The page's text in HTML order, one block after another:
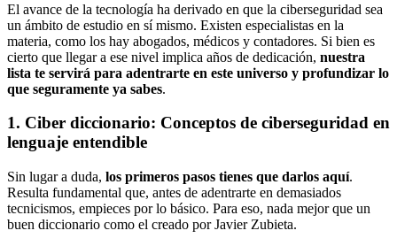
El avance de la tecnología ha derivado en que la ciberseguridad sea
un ámbito de estudio en sí mismo. Existen especialistas en la
materia, como los hay abogados, médicos y contadores. Si bien es
cierto que llegar a ese nivel implica años de dedicación, nuestra
lista te servirá para adentrarte en este universo y profundizar lo
que seguramente ya sabes.
1. Ciber diccionario: Conceptos de ciberseguridad en
lenguaje entendible
Sin lugar a duda, los primeros pasos tienes que darlos aquí.
Resulta fundamental que, antes de adentrarte en demasiados
tecnicismos, empieces por lo básico. Para eso, nada mejor que un
buen diccionario como el creado por Javier Zubieta.